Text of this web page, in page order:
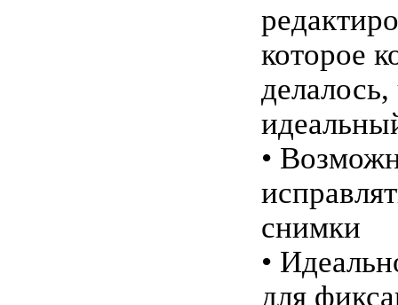
которое
•
снимки
•
для